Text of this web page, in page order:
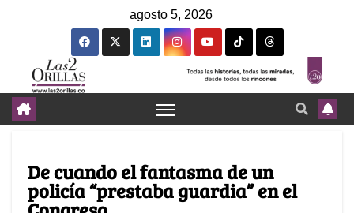
agosto 5, 2026
De cuando el fantasma de un
policía “prestaba guardia” en el